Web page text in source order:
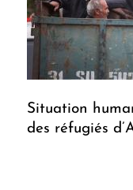
Situation
des réfugiés